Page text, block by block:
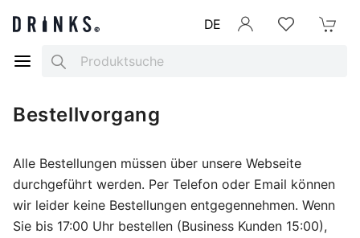
DE
Search
Bestellvorgang
Alle Bestellungen müssen über unsere Webseite
durchgeführt werden. Per Telefon oder Email können
wir leider keine Bestellungen entgegennehmen. Wenn
Sie bis 17:00 Uhr bestellen (Business Kunden 15:00),